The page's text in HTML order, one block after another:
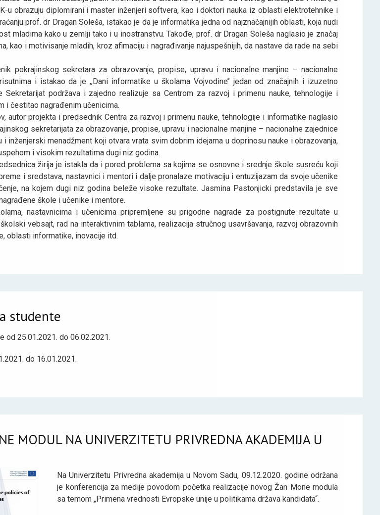
u obrazuju diplomirani i master inženjeri softvera, kao i doktori nauka iz oblasti elektrotehnike i
prof. dr Dragan Soleša, istakao je da je informatika jedna od najznačajnijih oblasti, koja nudi
mladima kako u zemlji tako i u inostranstvu. Takođe, prof. dr Dragan Soleša naglasio je značaj
kao i motivisanje mladih, kroz afimaciju i nagrađivanje najuspešnijih, da nastave da rade na sebi
pokrajinskog sekretara za obrazovanje, propise, upravu i nacionalne manjine – nacionalne
i istakao da je ,,Dani informatike u školama Vojvodine’’ jedan od značajnih i izuzetno
Sekretarijat podržava i zajedno realizuje sa Centrom za razvoj i primenu nauke, tehnologije i
i čestitao nagrađenim učenicima.
autor projekta i predsednik Centra za razvoj i primenu nauke, tehnologije i informatike naglasio
sekretarijata za obrazovanje, propise, upravu i nacionalne manjine – nacionalne zajednice
i inženjerski menadžment koji otvara vrata svim dobrim idejama u doprinosu nauke i obrazovanja,
i visokim rezultatima dugi niz godina.
žirija je istakla da i pored problema sa kojima se osnovne i srednje škole susreću koji
i sredstava, nastavnici i mentori i dalje pronalaze motivaciju i entuzijazam da svoje učenike
na kojem dugi niz godina beleže visoke rezultate. Jasmina Pastonjicki predstavila je sve
škole i učenike i mentore.
nastavnicima i učenicima pripremljene su prigodne nagrade za postignute rezultate u
vebsajt, rad na interaktivnim tablama, realizacija stručnog usavršavanja, razvoj obrazovnih
oblasti informatike, inovacije itd.
studente
od 25.01.2021. do 06.02.2021.
do 16.01.2021.
MODUL NA UNIVERZITETU PRIVREDNA AKADEMIJA U
Na Univerzitetu Privredna akademija u Novom Sadu, 09.12.2020. godine održana
je konferencija za medije povodom početka realizacije novog Žan Mone modula
sa temom „Primena vrednosti Evropske unije u politikama država kandidata“.